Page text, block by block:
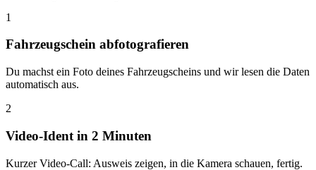
1
Fahrzeugschein abfotografieren
Du machst ein Foto deines Fahrzeugscheins und wir lesen die Daten
automatisch aus.
2
Video-Ident in 2 Minuten
Kurzer Video-Call: Ausweis zeigen, in die Kamera schauen, fertig.